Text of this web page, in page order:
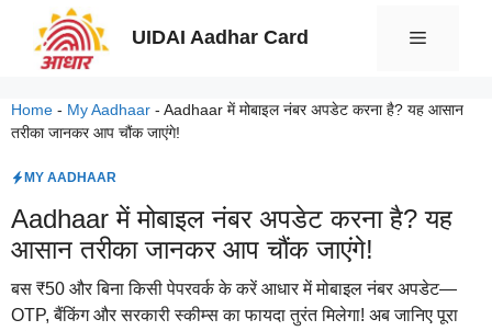
UIDAI Aadhar Card Menu
Home - My Aadhaar - Aadhaar में मोबाइल नंबर अपडेट करना है? यह आसान
तरीका जानकर आप चौंक जाएंगे!
MY AADHAAR
Aadhaar में मोबाइल नंबर अपडेट करना है? यह
आसान तरीका जानकर आप चौंक जाएंगे!
बस ₹50 और बिना किसी पेपरवर्क के करें आधार में मोबाइल नंबर अपडेट—
OTP, बैंकिंग और सरकारी स्कीम्स का फायदा तुरंत मिलेगा! अब जानिए पूरा